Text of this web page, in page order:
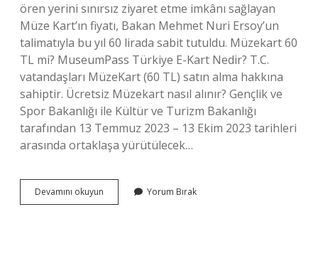
ören yerini sınırsız ziyaret etme imkânı sağlayan
Müze Kart’ın fiyatı, Bakan Mehmet Nuri Ersoy’un
talimatıyla bu yıl 60 lirada sabit tutuldu. Müzekart 60
TL mi? MuseumPass Türkiye E-Kart Nedir? T.C.
vatandaşları MüzeKart (60 TL) satın alma hakkına
sahiptir. Ücretsiz Müzekart nasıl alınır? Gençlik ve
Spor Bakanlığı ile Kültür ve Turizm Bakanlığı
tarafından 13 Temmuz 2023 – 13 Ekim 2023 tarihleri
​​arasında ortaklaşa yürütülecek…
Devamını okuyun Müzekart
Kaç
Yorum Bırak